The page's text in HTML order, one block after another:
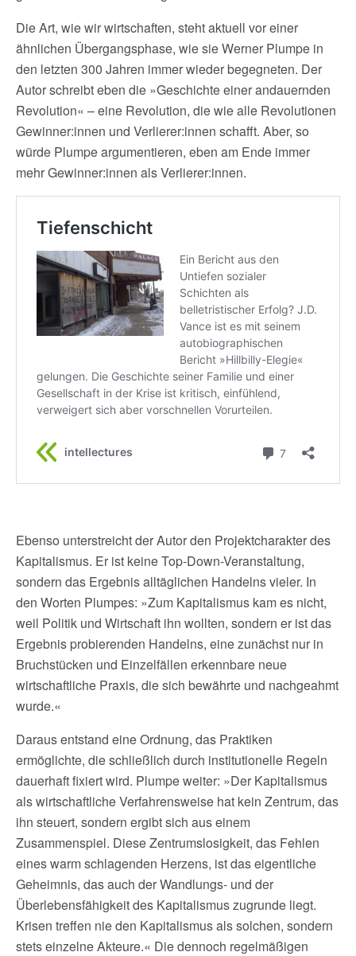
Die Art, wie wir wirtschaften, steht aktuell vor einer
ähnlichen Übergangsphase, wie sie Werner Plumpe in
den letzten 300 Jahren immer wieder begegneten. Der
Autor schreibt eben die »Geschichte einer andauernden
Revolution« – eine Revolution, die wie alle Revolutionen
Gewinner:innen und Verlierer:innen schafft. Aber, so
würde Plumpe argumentieren, eben am Ende immer
mehr Gewinner:innen als Verlierer:innen.
Ebenso unterstreicht der Autor den Projektcharakter des
Kapitalismus. Er ist keine Top-Down-Veranstaltung,
sondern das Ergebnis alltäglichen Handelns vieler. In
den Worten Plumpes: »Zum Kapitalismus kam es nicht,
weil Politik und Wirtschaft ihn wollten, sondern er ist das
Ergebnis probierenden Handelns, eine zunächst nur in
Bruchstücken und Einzelfällen erkennbare neue
wirtschaftliche Praxis, die sich bewährte und nachgeahmt
wurde.«
Daraus entstand eine Ordnung, das Praktiken
ermöglichte, die schließlich durch institutionelle Regeln
dauerhaft fixiert wird. Plumpe weiter: »Der Kapitalismus
als wirtschaftliche Verfahrensweise hat kein Zentrum, das
ihn steuert, sondern ergibt sich aus einem
Zusammenspiel. Diese Zentrumslosigkeit, das Fehlen
eines warm schlagenden Herzens, ist das eigentliche
Geheimnis, das auch der Wandlungs- und der
Überlebensfähigkeit des Kapitalismus zugrunde liegt.
Krisen treffen nie den Kapitalismus als solchen, sondern
stets einzelne Akteure.« Die dennoch regelmäßigen